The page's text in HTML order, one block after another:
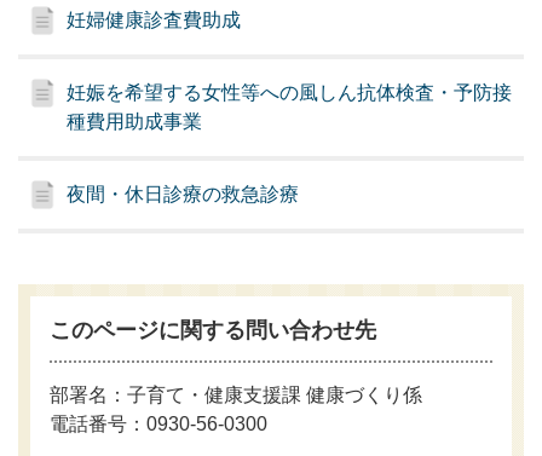
妊婦健康診査費助成
妊娠を希望する女性等への風しん抗体検査・予防接
種費用助成事業
夜間・休日診療の救急診療
このページに関する問い合わせ先
部署名：子育て・健康支援課 健康づくり係
電話番号：0930-56-0300